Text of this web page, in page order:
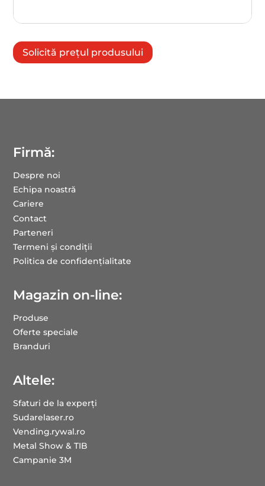
Solicită prețul produsului
Firmă:
Despre noi
Echipa noastră
Cariere
Contact
Parteneri
Termeni și condiții
Politica de confidențialitate
Magazin on-line:
Produse
Oferte speciale
Branduri
Altele:
Sfaturi de la experți
Sudarelaser.ro
Vending.rywal.ro
Metal Show & TIB
Campanie 3M